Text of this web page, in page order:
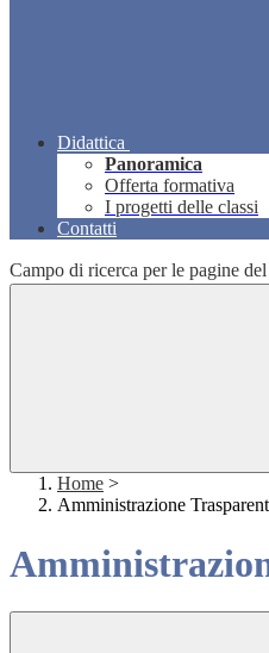
Didattica
Panoramica
Offerta formativa
I progetti delle classi
Contatti
Campo di ricerca per le pagine
Home >
Amministrazione